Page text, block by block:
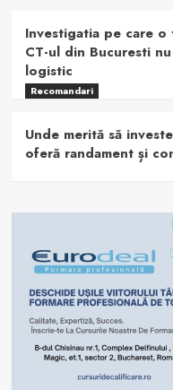
Investigatia pe care
CT-ul din Bucuresti
logistic
Recomandari
Unde merită să
oferă randament și